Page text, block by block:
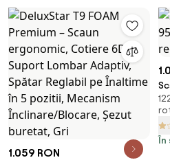
1.059 RON